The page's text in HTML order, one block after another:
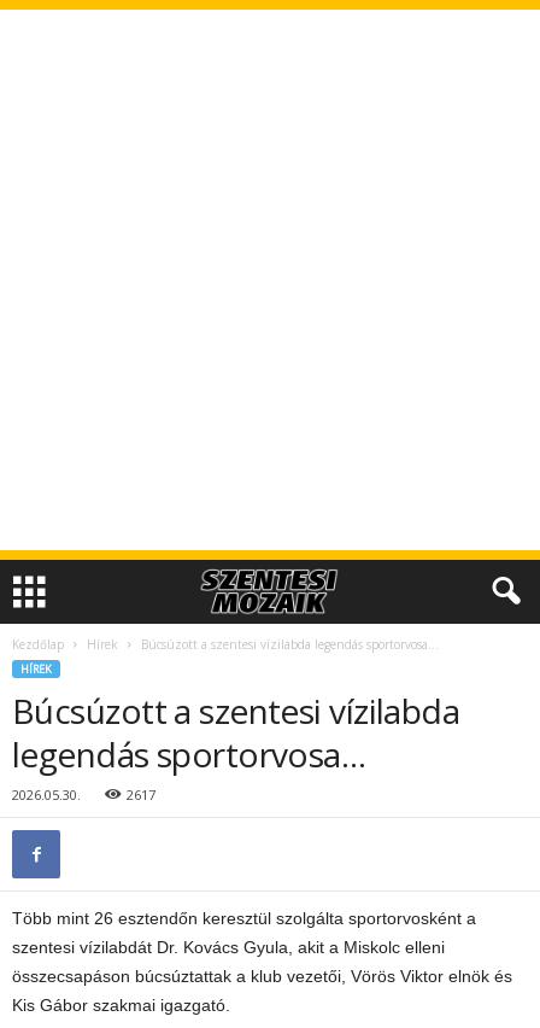
Kezdőlap Hírek Búcsúzott a szentesi vízilabda legendás sportorvosa…
HÍREK
Búcsúzott a szentesi vízilabda
legendás sportorvosa…
2026.05.30. 2617
Több mint 26 esztendőn keresztül szolgálta sportorvosként a
szentesi vízilabdát Dr. Kovács Gyula, akit a Miskolc elleni
összecsapáson búcsúztattak a klub vezetői, Vörös Viktor elnök és
Kis Gábor szakmai igazgató.